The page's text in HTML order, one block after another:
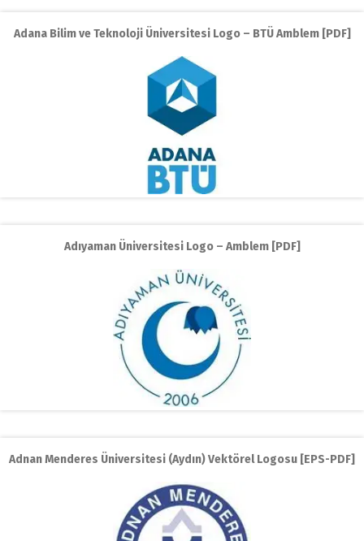
Adana Bilim ve Teknoloji Üniversitesi Logo – BTÜ Amblem [PDF]
Adıyaman Üniversitesi Logo – Amblem [PDF]
Adnan Menderes Üniversitesi (Aydın) Vektörel Logosu [EPS-PDF]